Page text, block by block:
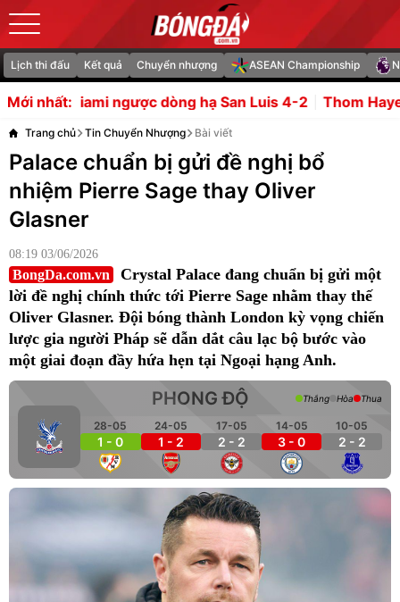
Lịch thi đấu Kết quả Chuyển nhượng ASEAN Championship
Mới nhất:
dòng hạ San Luis 4-2 Thom Haye thừa nhận
Trang chủ Tin Chuyển Nhượng Bài viết
Palace chuẩn bị gửi đề nghị bổ
nhiệm Pierre Sage thay Oliver
Glasner
08:19 03/06/2026
BongDa.com.vn
Crystal Palace đang chuẩn bị gửi một
lời đề nghị chính thức tới Pierre Sage nhằm thay thế
Oliver Glasner. Đội bóng thành London kỳ vọng chiến
lược gia người Pháp sẽ dẫn dắt câu lạc bộ bước vào
một giai đoạn đầy hứa hẹn tại Ngoại hạng Anh.
PHONG ĐỘ
28-05
1 - 0
24-05
1 - 2
17-05
2 - 2
14-05
3 - 0
10-05
2 - 2
Thắng Hòa Thua